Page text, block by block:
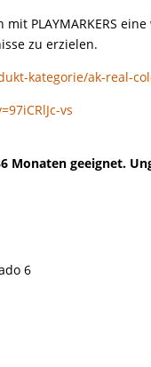
PLAYMARKERS
zu erzielen.
kategorie/ak-real-
vs
Monaten geeignet.
6